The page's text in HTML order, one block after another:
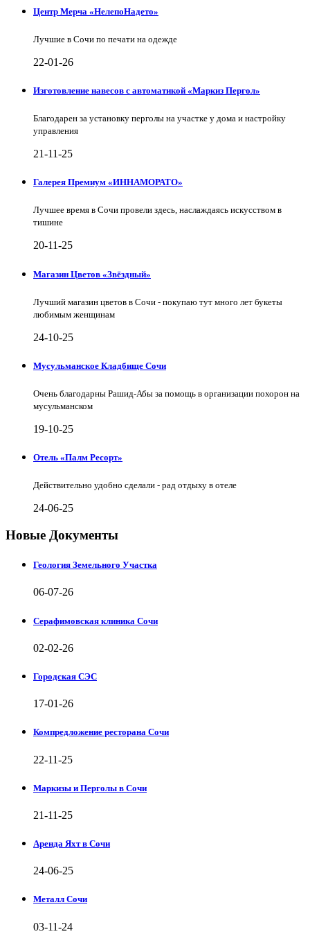
Центр Мерча «НелепоНадето»
Лучшие в Сочи по печати на одежде
22-01-26
Изготовление навесов с автоматикой «Маркиз Пергол»
Благодарен за установку перголы на участке у дома и настройку
управления
21-11-25
Галерея Премиум «ИННАМОРАТО»
Лучшее время в Сочи провели здесь, наслаждаясь искусством в
тишине
20-11-25
Магазин Цветов «Звёздный»
Лучший магазин цветов в Сочи - покупаю тут много лет букеты
любимым женщинам
24-10-25
Мусульманское Кладбище Сочи
Очень благодарны Рашид-Абы за помощь в организации похорон на
мусульманском
19-10-25
Отель «Палм Ресорт»
Действительно удобно сделали - рад отдыху в отеле
24-06-25
Новые Документы
Геология Земельного Участка
06-07-26
Серафимовская клиника Сочи
02-02-26
Городская СЭС
17-01-26
Компредложение ресторана Сочи
22-11-25
Маркизы и Перголы в Сочи
21-11-25
Аренда Яхт в Сочи
24-06-25
Металл Сочи
03-11-24